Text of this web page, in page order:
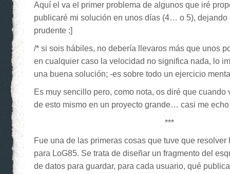
Aquí el va el primer problema de algunos que iré
publicaré mi solución en unos días (4… o 5), dejando
prudente ;]
/* si sois hábiles, no debería llevaros más que unos
en cualquier caso la velocidad no significa nada, lo
una buena solución; -es sobre todo un ejercicio
Es muy sencillo pero, como nota, os diré que cuando
de esto mismo en un proyecto grande… casi me echo
***
Fue una de las primeras cosas que tuve que
para LoG85. Se trata de diseñar un fragmento del
de datos para guardar, para cada usuario, qué